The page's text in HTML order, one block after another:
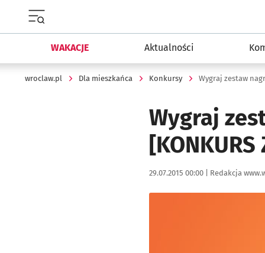
WAKACJE Aktualności
wroclaw.pl Dla mieszkańca Konkursy Wygraj zestaw
Wygraj
[KONKURS
Data publikacji:
29.07.2015 00:00 | Autor:
Redakcja